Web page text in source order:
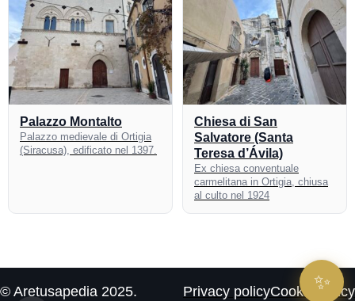
Palazzo Montalto
Palazzo medievale di Ortigia
(Siracusa), edificato nel 1397.
Chiesa di San
Salvatore (Santa
Teresa d’Ávila)
Ex chiesa conventuale
carmelitana in Ortigia, chiusa
al culto nel 1924
© Aretusapedia 2025. Privacy policyCookie policy
✨